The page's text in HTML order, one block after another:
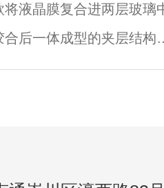
将液晶膜复合进两层玻璃
合后一体成型的夹层结构
品。使用者通过控制电